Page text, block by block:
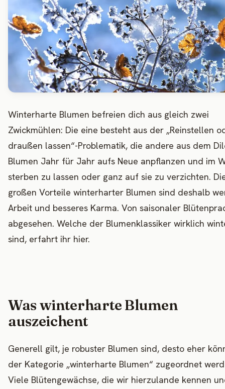
Winterharte Blumen befreien dich aus gleich zwei
Zwickmühlen: Die eine besteht aus der „Reinstellen
draußen lassen“-Problematik, die andere aus dem
Blumen Jahr für Jahr aufs Neue anpflanzen und im
sterben zu lassen oder ganz auf sie zu verzichten.
großen Vorteile winterharter Blumen sind deshalb
Arbeit und besseres Karma. Von saisonaler
abgesehen. Welche der Blumenklassiker wirklich
sind, erfahrt ihr hier.
Was winterharte Blumen
auszeichent
Generell gilt, je robuster Blumen sind, desto eher
der Kategorie „winterharte Blumen“ zugeordnet
Viele Blütengewächse, die wir hierzulande kennen